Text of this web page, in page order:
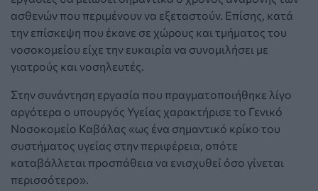
ασθενών που περιμένουν να εξεταστούν. Επίσης, κατά
την επίσκεψη που έκανε σε χώρους και τμήματος του
νοσοκομείου είχε την ευκαιρία να συνομιλήσει με
γιατρούς και νοσηλευτές.
Στην συνάντηση εργασία που πραγματοποιήθηκε λίγο
αργότερα ο υπουργός Υγείας χαρακτήρισε το Γενικό
Νοσοκομείο Καβάλας «ως ένα σημαντικό κρίκο του
συστήματος υγείας στην περιφέρεια, οπότε
καταβάλλεται προσπάθεια να ενισχυθεί όσο γίνεται
περισσότερο».